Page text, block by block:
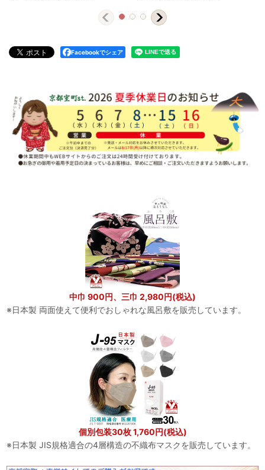
Facebookでシェア
中巾 900円、三巾 2,980円(税込)
※日本製 両面使えて便利でおしゃれな風呂敷を販売しています。
個別包装30枚 1,760円(税込)
※日本製 JIS規格適合の4層構造の不織布マスクを販売しています。